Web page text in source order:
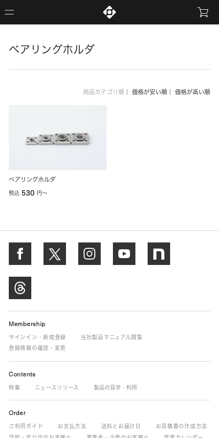
ベアリングホルダ
商品カテゴリ順 価格が安い順 価格が高い順
ベアリングホルダ
税込530 円〜
Membership
サインイン・新規登録
当社製品マニュアル閲覧
登録情報の確認・変更
Contents
特集 ニュースリリース 製品の見学・利用
Order
ご利用ガイド お支払方法 送料とお届け日
お見積書の作成方法